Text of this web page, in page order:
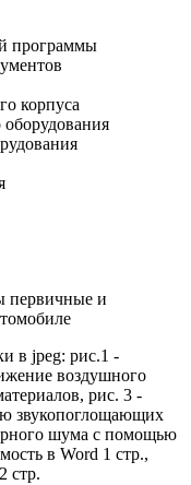
программы
корпуса
оборудования
первичные и
в jpeg: рис.1 -
воздушного
рис. 3 -
звукопоглощающих
шума с помощью
в Word 1 стр.,
стр.